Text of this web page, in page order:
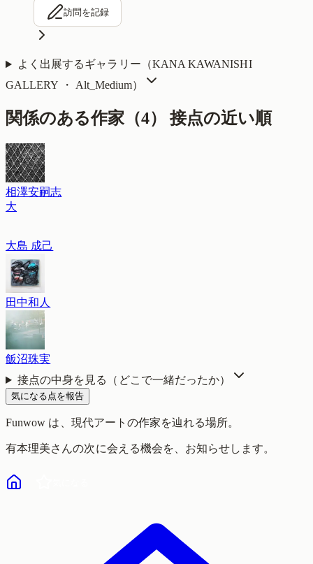
訪問を記録
よく出展するギャラリー（KANA KAWANISHI
GALLERY ・ Alt_Medium）
関係のある作家（4） 接点の近い順
相澤安嗣志
大
大島 成己
田中和人
飯沼珠実
接点の中身を見る（どこで一緒だったか）
気になる点を報告
Funwow は、現代アートの作家を辿れる場所。
有本理美さんの次に会える機会を、お知らせします。